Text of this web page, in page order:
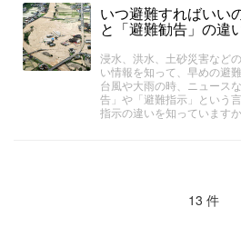
いつ避難すればいい
と「避難勧告」の違
浸水、洪水、土砂災害など
い情報を知って、早めの避
台風や大雨の時、ニュース
告」や「避難指示」という
指示の違いを知っています
13 件